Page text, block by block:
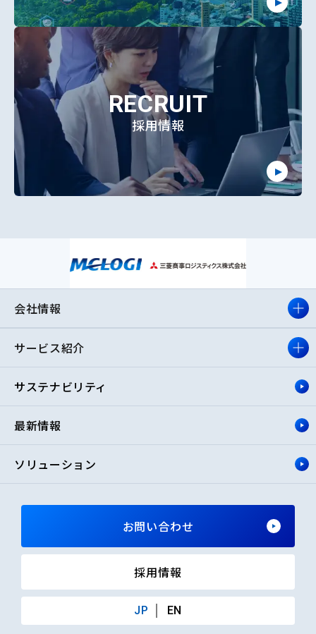
RECRUIT
採用情報
会社情報
サービス紹介
サステナビリティ
最新情報
ソリューション
お問い合わせ
採用情報
JP EN